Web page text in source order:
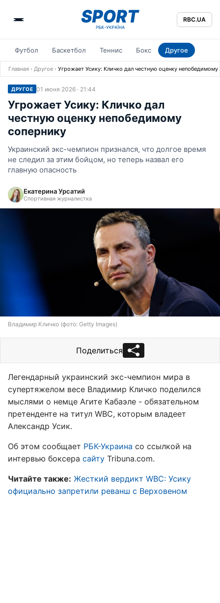
RBC.UA
Футбол Баскетбол Теннис Бокс Другое
Главная › Другое › Угрожает Усику: Кличко дал честную оценку непобедимому
ДРУГОЕ 01 июня 2026 · 21:44
Угрожает Усику: Кличко дал
честную оценку непобедимому
сопернику
Украинский экс-чемпион признался, что долгое время
не следил за этим бойцом, но теперь назвал его
главную опасность
Екатерина Урсатий
Спортивная журналистка
Владимир Кличко (фото: Getty Images)
Поделиться
Легендарный украинский экс-чемпион мира в
супертяжелом весе Владимир Кличко поделился
мыслями о немце Агите Кабаэле - обязательном
претенденте на титул WBC, которым владеет
Александр Усик.
Об этом сообщает РБК-Украина со ссылкой на
интервью боксера сайту Tribuna.com.
Читайте также: Жесткий вердикт WBC: Усику
официально запретили реванш с Верховеном